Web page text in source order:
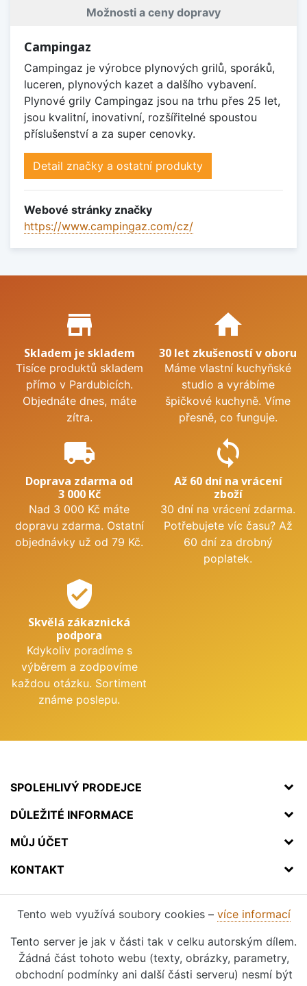
Možnosti a ceny dopravy
Campingaz
Campingaz je výrobce plynových grilů, sporáků,
luceren, plynových kazet a dalšího vybavení.
Plynové grily Campingaz jsou na trhu přes 25 let,
jsou kvalitní, inovativní, rozšířitelné spoustou
příslušenství a za super cenovky.
Detail značky a ostatní produkty
Webové stránky značky
https://www.campingaz.com/cz/
Proč nakupovat u nás?
store_mall_directory
Skladem je skladem
Tisíce produktů skladem
přímo v Pardubicích.
Objednáte dnes, máte
zítra.
home
30 let zkušeností v oboru
Máme vlastní kuchyňské
studio a vyrábíme
špičkové kuchyně. Víme
přesně, co funguje.
local_shipping
Doprava zdarma od
3 000 Kč
Nad 3 000 Kč máte
dopravu zdarma. Ostatní
objednávky už od 79 Kč.
sync
Až 60 dní na vrácení
zboží
30 dní na vrácení zdarma.
Potřebujete víc času? Až
60 dní za drobný
poplatek.
verified_user
Skvělá zákaznická
podpora
Kdykoliv poradíme s
výběrem a zodpovíme
každou otázku. Sortiment
známe poslepu.
SPOLEHLIVÝ PRODEJCE
DŮLEŽITÉ INFORMACE
MŮJ ÚČET
KONTAKT
Tento web využívá soubory cookies – více informací
Tento server je jak v části tak v celku autorským dílem.
Žádná část tohoto webu (texty, obrázky, parametry,
obchodní podmínky ani další části serveru) nesmí být